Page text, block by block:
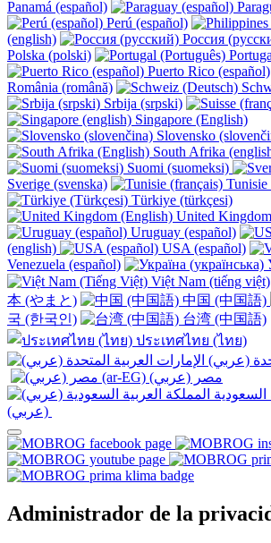
Panamá (español)
Perú (español)
(english)
Россия
Polska (polski)
Puerto Rico (español)
România (română)
Srbija (srpski)
Singapore (English)
Slovensko
South Afrika
Suomi (suomeksi)
Sverige (svenska)
Tunisie
Türkiye (türkçesi)
United
Uruguay (español)
(english)
USA (español)
Venezuela (español)
Việt Nam (tiếng việt)
本 (やまと)
中国 (中国語)
국 (한국인)
台湾 (中国語)
ประเทศไทย (ไทย)
Administrador de la